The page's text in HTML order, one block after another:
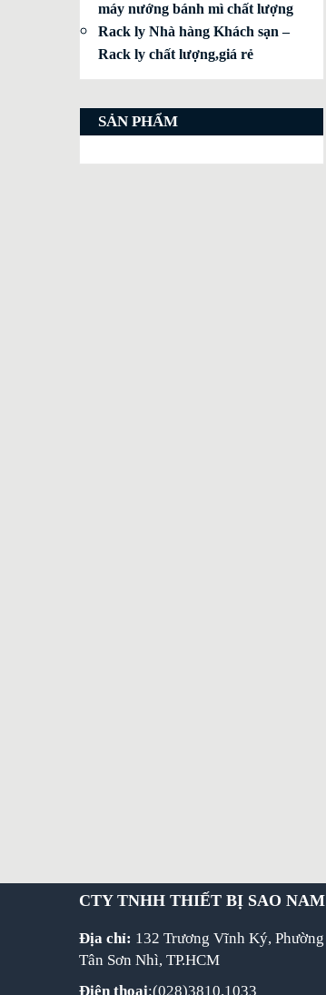
máy nướng bánh mì chất lượng
Rack ly Nhà hàng Khách sạn –
Rack ly chất lượng,giá rẻ
SẢN PHẨM
CTY TNHH THIẾT BỊ SAO NAM
Địa chỉ: 132 Trương Vĩnh Ký, Phường
Tân Sơn Nhì, TP.HCM
Điện thoại:(028)3810.1033